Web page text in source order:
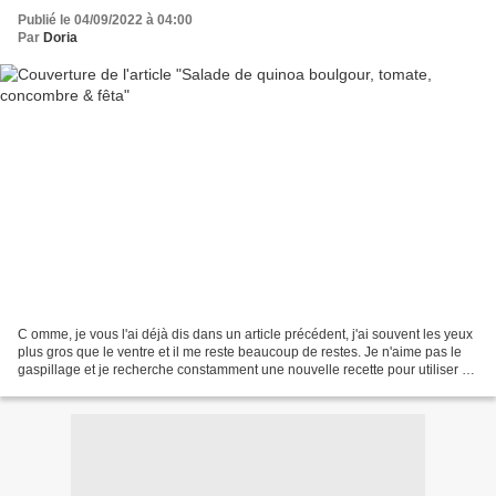
Publié le 04/09/2022 à 04:00
Par Doria
C omme, je vous l'ai déjà dis dans un article précédent, j'ai souvent les yeux
plus gros que le ventre et il me reste beaucoup de restes. Je n'aime pas le
gaspillage et je recherche constamment une nouvelle recette pour utiliser ce